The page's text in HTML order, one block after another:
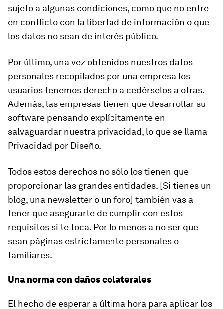
sujeto a algunas condiciones, como que no entre
en conflicto con la libertad de información o que
los datos no sean de interés público.
Por último, una vez obtenidos nuestros datos
personales recopilados por una empresa los
usuarios tenemos derecho a cedérselos a otras.
Además, las empresas tienen que desarrollar su
software pensando explícitamente en
salvaguardar nuestra privacidad, lo que se llama
Privacidad por Diseño.
Todos estos derechos no sólo los tienen que
proporcionar las grandes entidades. [Si tienes un
blog, una newsletter o un foro] también vas a
tener que asegurarte de cumplir con estos
requisitos si te toca. Por lo menos a no ser que
sean páginas estrictamente personales o
familiares.
Una norma con daños colaterales
El hecho de esperar a última hora para aplicar los